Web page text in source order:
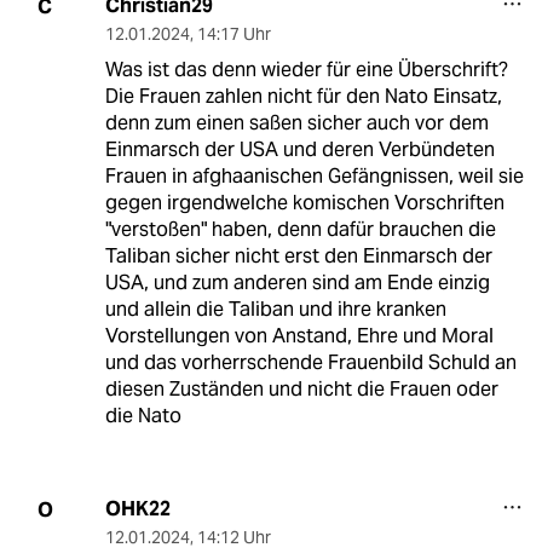
C Christian29
12.01.2024, 14:17 Uhr
Was ist das denn wieder für eine Überschrift?
Die Frauen zahlen nicht für den Nato Einsatz,
denn zum einen saßen sicher auch vor dem
Einmarsch der USA und deren Verbündeten
Frauen in afghaanischen Gefängnissen, weil sie
gegen irgendwelche komischen Vorschriften
"verstoßen" haben, denn dafür brauchen die
Taliban sicher nicht erst den Einmarsch der
USA, und zum anderen sind am Ende einzig
und allein die Taliban und ihre kranken
Vorstellungen von Anstand, Ehre und Moral
und das vorherrschende Frauenbild Schuld an
diesen Zuständen und nicht die Frauen oder
die Nato
O OHK22
12.01.2024, 14:12 Uhr